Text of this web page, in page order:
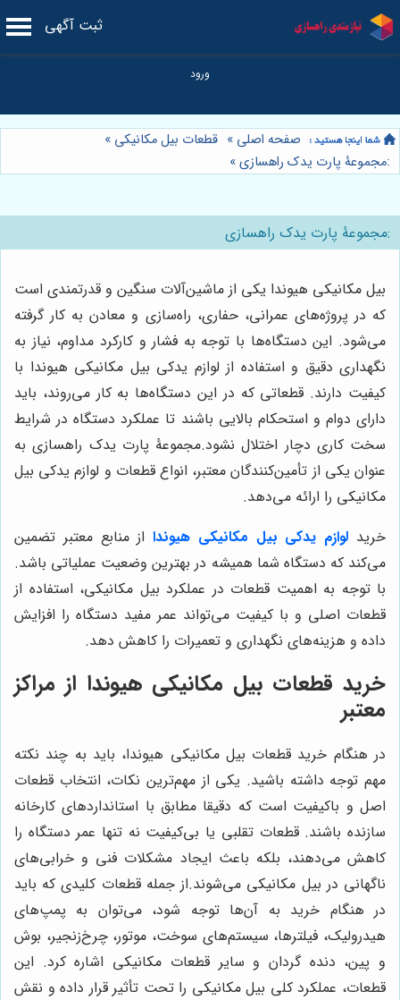
ثبت آگهی
صفحه اصلی » قطعات بیل مکانیکی »
:مجموعۀ پارت یدک راهسازی»
:مجموعۀ پارت یدک راهسازی
بیل مکانیکی هیوندا یکی از ماشین‌آلات سنگین و قدرتمندی است
که در پروژه‌های عمرانی، حفاری، راه‌سازی و معادن به کار گرفته
می‌شود. این دستگاه‌ها با توجه به فشار و کارکرد مداوم، نیاز به
نگهداری دقیق و استفاده از لوازم یدکی بیل مکانیکی هیوندا با
کیفیت دارند. قطعاتی که در این دستگاه‌ها به کار می‌روند، باید
دارای دوام و استحکام بالایی باشند تا عملکرد دستگاه در شرایط
سخت کاری دچار اختلال نشود.مجموعۀ پارت یدک راهسازی به
عنوان یکی از تأمین‌کنندگان معتبر، انواع قطعات و لوازم یدکی بیل
مکانیکی را ارائه می‌دهد.
خرید لوازم یدکی بیل مکانیکی هیوندااز منابع معتبر تضمین
می‌کند که دستگاه شما همیشه در بهترین وضعیت عملیاتی باشد.
با توجه به اهمیت قطعات در عملکرد بیل مکانیکی، استفاده از
قطعات اصلی و با کیفیت می‌تواند عمر مفید دستگاه را افزایش
داده و هزینه‌های نگهداری و تعمیرات را کاهش دهد.
خرید قطعات بیل مکانیکی هیوندا از مراکز
معتبر
در هنگام خرید قطعات بیل مکانیکی هیوندا، باید به چند نکته
مهم توجه داشته باشید. یکی از مهم‌ترین نکات، انتخاب قطعات
اصل و باکیفیت است که دقیقا مطابق با استانداردهای کارخانه
سازنده باشند. قطعات تقلبی یا بی‌کیفیت نه تنها عمر دستگاه را
کاهش می‌دهند، بلکه باعث ایجاد مشکلات فنی و خرابی‌های
ناگهانی در بیل مکانیکی می‌شوند.از جمله قطعات کلیدی که باید
در هنگام خرید به آن‌ها توجه شود، می‌توان به پمپ‌های
هیدرولیک، فیلترها، سیستم‌های سوخت، موتور، چرخ‌زنجیر، بوش
و پین، دنده گردان و سایر قطعات مکانیکی اشاره کرد. این
قطعات، عملکرد کلی بیل مکانیکی را تحت تأثیر قرار داده و نقش